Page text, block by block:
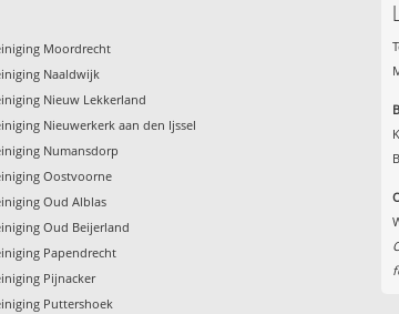
Moordrecht
Naaldwijk
Nieuw Lekkerland
Nieuwerkerk aan den Ijssel
Numansdorp
Oostvoorne
Oud Alblas
Oud Beijerland
Papendrecht
Pijnacker
Puttershoek